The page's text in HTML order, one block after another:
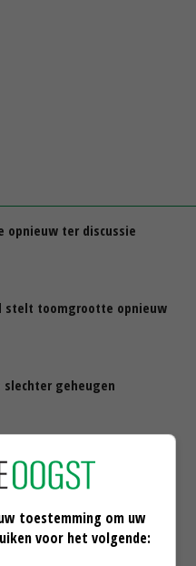
opnieuw ter discussie
stelt toomgrootte opnieuw
geheugen
zonder problemen
toestemming om uw
voor het volgende: